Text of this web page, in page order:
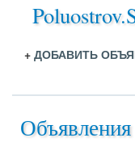
+ ДОБАВИТЬ